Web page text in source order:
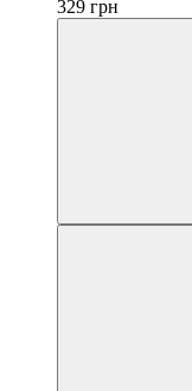
329 грн